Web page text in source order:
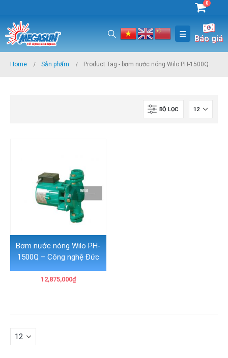
0
Báo giá
Home Sản phẩm Product Tag - bơm nước nóng Wilo PH-1500Q
BỘ LỌC
Bơm nước nóng Wilo PH-
1500Q – Công nghệ Đức
12,875,000₫